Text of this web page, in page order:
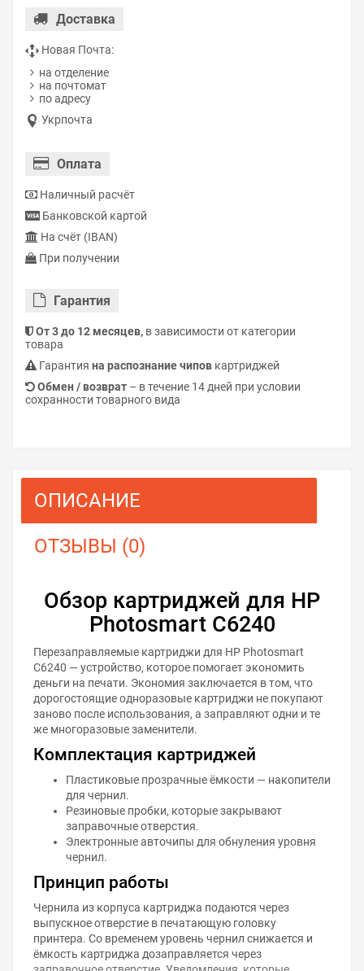
Доставка
Новая Почта:
на отделение
на почтомат
по адресу
Укрпочта
Оплата
Наличный расчёт
Банковской картой
На счёт (IBAN)
При получении
Гарантия
От 3 до 12 месяцев, в зависимости от категории
товара
Гарантия на распознание чипов картриджей
Обмен / возврат – в течение 14 дней при условии
сохранности товарного вида
ОПИСАНИЕ
ОТЗЫВЫ (0)
Обзор картриджей для HP
Photosmart C6240
Перезаправляемые картриджи для HP Photosmart
C6240 — устройство, которое помогает экономить
деньги на печати. Экономия заключается в том, что
дорогостоящие одноразовые картриджи не покупают
заново после использования, а заправляют одни и те
же многоразовые заменители.
Комплектация картриджей
Пластиковые прозрачные ёмкости — накопители
для чернил.
Резиновые пробки, которые закрывают
заправочные отверстия.
Электронные авточипы для обнуления уровня
чернил.
Принцип работы
Чернила из корпуса картриджа подаются через
выпускное отверстие в печатающую головку
принтера. Со временем уровень чернил снижается и
ёмкость картриджа дозаправляется через